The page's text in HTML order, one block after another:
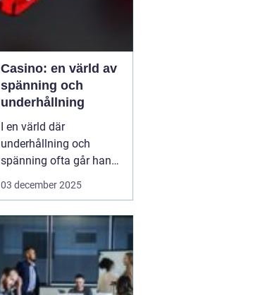
Casino: en värld av
spänning och
underhållning
I en värld där
underhållning och
spänning ofta går hand i
hand, framstår casinon
kombineras för att
skapa oförglömliga
upplevelser. Från de
glitt...
03 december 2025